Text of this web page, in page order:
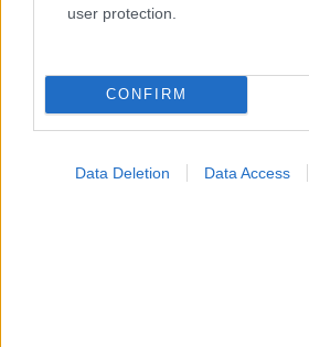
user protection.
CONFIRM
Data Deletion Data Access
Εύρεση Ιατρού
Εφημερίες Φαρμακείων
Χάρτης Εφημεριών